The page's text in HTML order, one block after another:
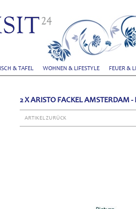
& TAFEL WOHNEN & LIFESTYLE FEUER &
2 X ARISTO FACKEL AMSTERDAM -
ARTIKEL ZURÜCK